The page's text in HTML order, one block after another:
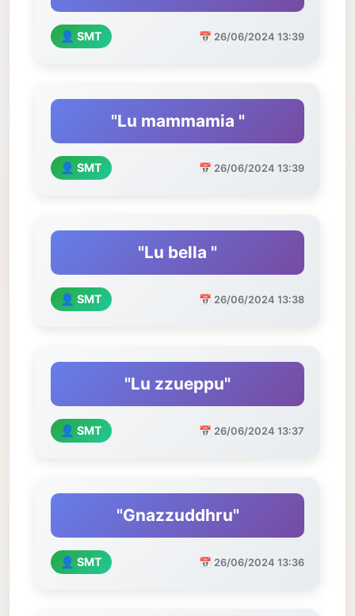
👤 SMT 📅 26/06/2024 13:39
"Lu mammamia "
👤 SMT 📅 26/06/2024 13:39
"Lu bella "
👤 SMT 📅 26/06/2024 13:38
"Lu zzueppu"
👤 SMT 📅 26/06/2024 13:37
"Gnazzuddhru"
👤 SMT 📅 26/06/2024 13:36